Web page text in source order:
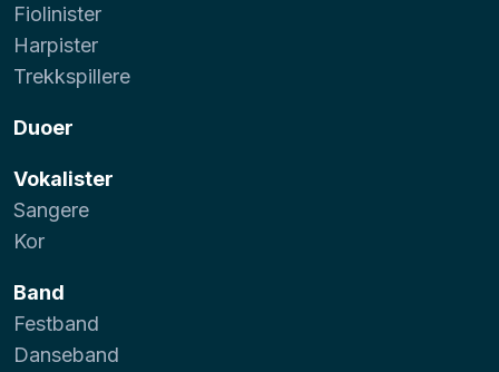
Fiolinister
Harpister
Trekkspillere
Duoer
Vokalister
Sangere
Kor
Band
Festband
Danseband